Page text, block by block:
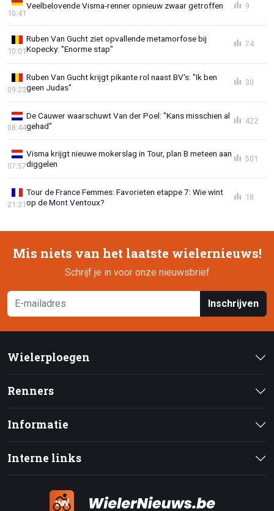
Veelbelovende Visma-renner opnieuw zwaar getroffen
10:41
9
Ruben Van Gucht ziet opvallende metamorfose bij
Kopecky: "Enorme stap"
10:01
74
Ruben Van Gucht krijgt pikante rol naast BV's: "Ik ben
geen Judas"
09:23
30
De Cauwer waarschuwt Van der Poel: "Kans misschien al
gehad"
08:44
422
Visma krijgt nieuwe mokerslag in Tour, plan B meteen aan
diggelen
07:57
501
Tour de France Femmes: Favorieten etappe 7: Wie wint
op de Mont Ventoux?
21:21
18
Mis niets van het laatste wielernieuws!
Schrijf je in voor onze nieuwsbrief
Inschrijven
Wielerploegen
Renners
Informatie
Interne links